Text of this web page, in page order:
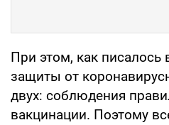
При этом, как писалось
защиты от
двух: соблюдения
вакцинации. Поэтому